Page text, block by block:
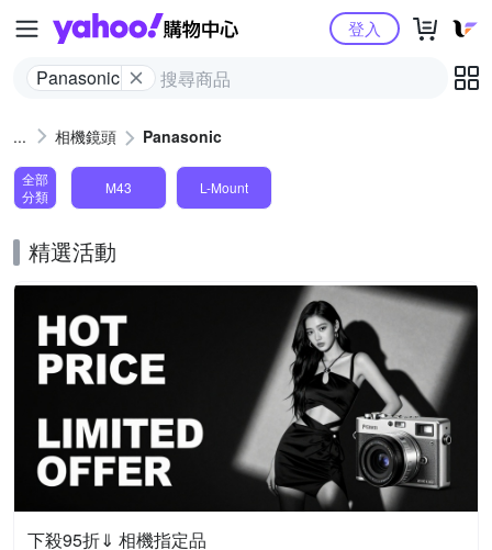
Yahoo購物中心
Panasonic
登入
相機鏡頭 Panasonic
全部
分類
M43 L-Mount
精選活動
下殺95折⇓ 相機指定品